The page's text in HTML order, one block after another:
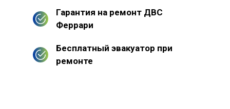
Гарантия на ремонт ДВС
Феррари
Бесплатный эвакуатор при
ремонте